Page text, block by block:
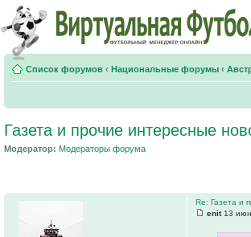
Список форумов ‹ Национальные форумы ‹
Газета и прочие интересные
Модератор: Модераторы форума
Re: Газета и
enit13 июн